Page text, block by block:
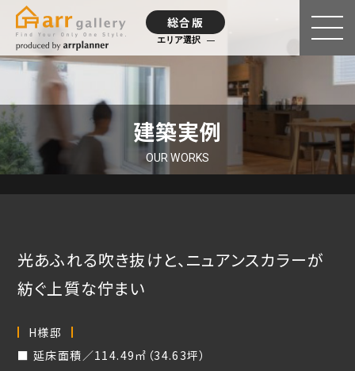
総合版
エリア選択
建築実例
OUR WORKS
光あふれる吹き抜けと、ニュアンスカラーが
紡ぐ上質な佇まい
H様邸
延床面積／114.49㎡（34.63坪）